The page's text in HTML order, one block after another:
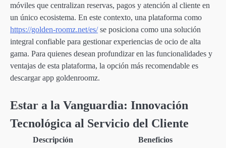
móviles que centralizan reservas, pagos y atención al cliente en
un único ecosistema. En este contexto, una plataforma como
https://golden-roomz.net/es/se posiciona como una solución
integral confiable para gestionar experiencias de ocio de alta
gama. Para quienes desean profundizar en las funcionalidades y
ventajas de esta plataforma, la opción más recomendable es
descargar app goldenroomz.
Estar a la Vanguardia: Innovación
Tecnológica al Servicio del Cliente
Descripción Beneficios